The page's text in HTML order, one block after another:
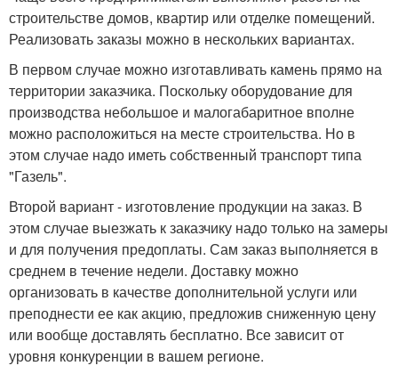
строительстве домов, квартир или отделке помещений.
Реализовать заказы можно в нескольких вариантах.
В первом случае можно изготавливать камень прямо на
территории заказчика. Поскольку оборудование для
производства небольшое и малогабаритное вполне
можно расположиться на месте строительства. Но в
этом случае надо иметь собственный транспорт типа
"Газель".
Второй вариант - изготовление продукции на заказ. В
этом случае выезжать к заказчику надо только на замеры
и для получения предоплаты. Сам заказ выполняется в
среднем в течение недели. Доставку можно
организовать в качестве дополнительной услуги или
преподнести ее как акцию, предложив сниженную цену
или вообще доставлять бесплатно. Все зависит от
уровня конкуренции в вашем регионе.